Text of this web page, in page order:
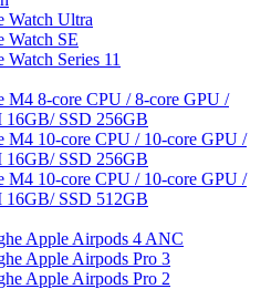
Watch Ultra
Watch SE
Watch Series 11
M4 8-core CPU / 8-core GPU /
SSD 256GB
M4 10-core CPU / 10-core GPU /
SSD 256GB
M4 10-core CPU / 10-core GPU /
SSD 512GB
Apple Airpods 4 ANC
Apple Airpods Pro 3
Apple Airpods Pro 2